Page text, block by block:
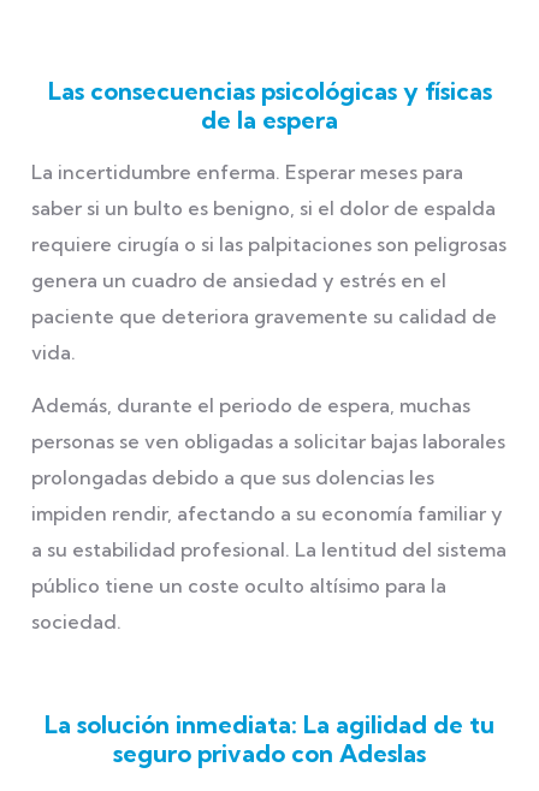
Las consecuencias psicológicas y físicas
de la espera
La incertidumbre enferma. Esperar meses para
saber si un bulto es benigno, si el dolor de espalda
requiere cirugía o si las palpitaciones son peligrosas
genera un cuadro de ansiedad y estrés en el
paciente que deteriora gravemente su calidad de
vida.
Además, durante el periodo de espera, muchas
personas se ven obligadas a solicitar bajas laborales
prolongadas debido a que sus dolencias les
impiden rendir, afectando a su economía familiar y
a su estabilidad profesional. La lentitud del sistema
público tiene un coste oculto altísimo para la
sociedad.
La solución inmediata: La agilidad de tu
seguro privado con Adeslas